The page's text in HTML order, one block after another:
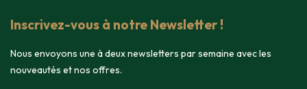
Inscrivez-vous à notre Newsletter !
Nous envoyons une à deux newsletters par semaine avec les
nouveautés et nos offres.